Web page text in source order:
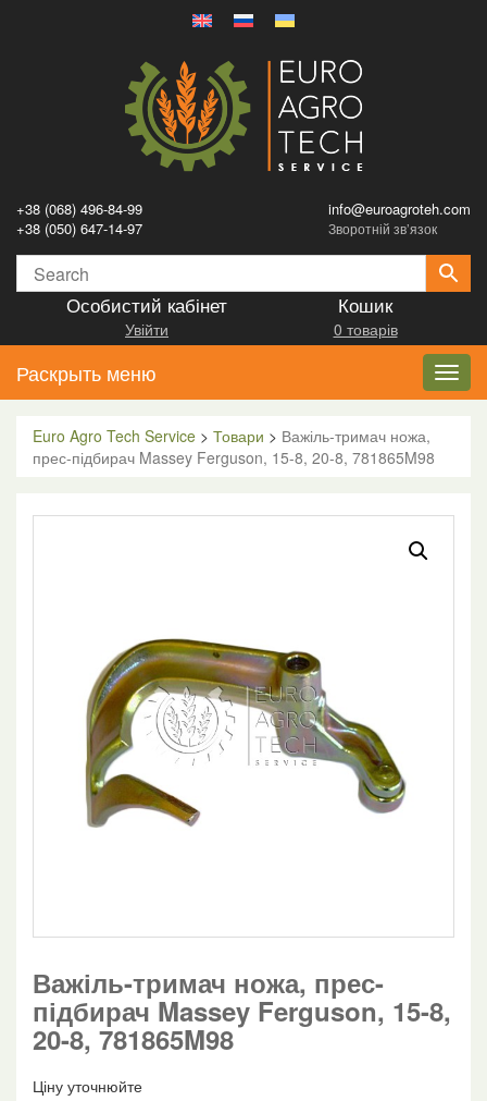
+38 (068) 496-84-99
+38 (050) 647-14-97
info@euroagroteh.com
Зворотній зв’язок
Особистий кабінет
Увійти
Кошик
0 товарів
Раскрыть меню
Euro Agro Tech Service > Товари > Важіль-тримач ножа,
прес-підбирач Massey Ferguson, 15-8, 20-8, 781865M98
Важіль-тримач ножа, прес-
підбирач Massey Ferguson, 15-8,
20-8, 781865M98
Ціну уточнюйте